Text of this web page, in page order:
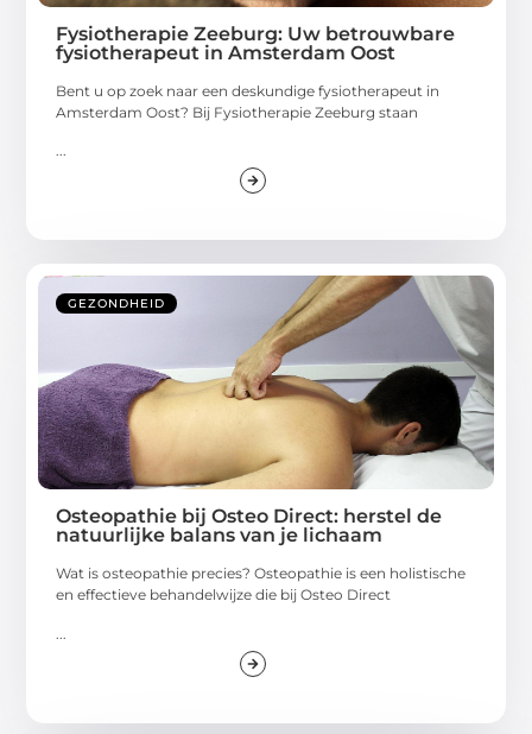
Fysiotherapie Zeeburg: Uw betrouwbare
fysiotherapeut in Amsterdam Oost
Bent u op zoek naar een deskundige fysiotherapeut in
Amsterdam Oost? Bij Fysiotherapie Zeeburg staan
...
GEZONDHEID
Osteopathie bij Osteo Direct: herstel de
natuurlijke balans van je lichaam
Wat is osteopathie precies? Osteopathie is een holistische
en effectieve behandelwijze die bij Osteo Direct